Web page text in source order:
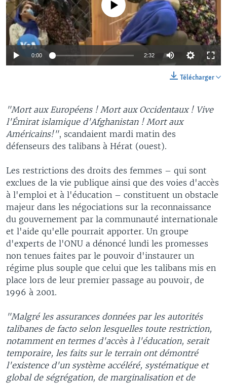
0:00 2:32
Télécharger
"Mort aux Européens ! Mort aux Occidentaux ! Vive
l'Émirat islamique d'Afghanistan ! Mort aux
Américains!", scandaient mardi matin des
défenseurs des talibans à Hérat (ouest).
Les restrictions des droits des femmes – qui sont
exclues de la vie publique ainsi que des voies d'accès
à l'emploi et à l'éducation – constituent un obstacle
majeur dans les négociations sur la reconnaissance
du gouvernement par la communauté internationale
et l'aide qu'elle pourrait apporter. Un groupe
d'experts de l'ONU a dénoncé lundi les promesses
non tenues faites par le pouvoir d'instaurer un
régime plus souple que celui que les talibans mis en
place lors de leur premier passage au pouvoir, de
1996 à 2001.
"Malgré les assurances données par les autorités
talibanes de facto selon lesquelles toute restriction,
notamment en termes d'accès à l'éducation, serait
temporaire, les faits sur le terrain ont démontré
l'existence d'un système accéléré, systématique et
global de ségrégation, de marginalisation et de